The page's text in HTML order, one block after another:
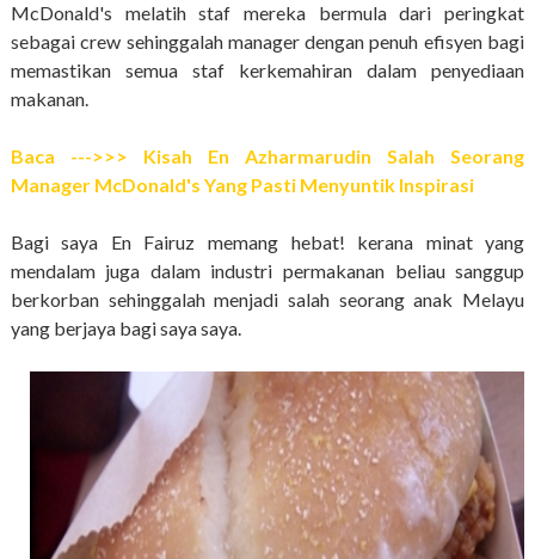
McDonald's melatih staf mereka bermula dari peringkat
sebagai crew sehinggalah manager dengan penuh efisyen bagi
memastikan semua staf kerkemahiran dalam penyediaan
makanan.
Baca --->>> Kisah En Azharmarudin Salah Seorang
Manager McDonald's Yang Pasti Menyuntik Inspirasi
Bagi saya En Fairuz memang hebat! kerana minat yang
mendalam juga dalam industri permakanan beliau sanggup
berkorban sehinggalah menjadi salah seorang anak Melayu
yang berjaya bagi saya saya.